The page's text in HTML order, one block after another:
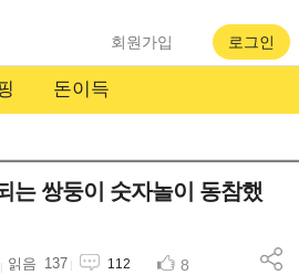
돈이득
회원가입 로그인
는 쌍둥이 숫자놀이 동참했
137 112 8